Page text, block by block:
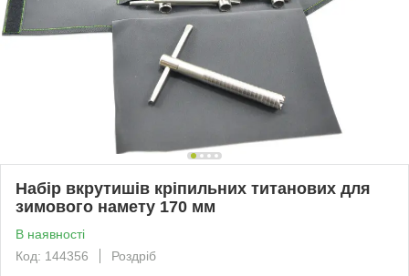
Набір вкрутишів кріпильних титанових для
зимового намету 170 мм
В наявності
Код: 144356
Роздріб